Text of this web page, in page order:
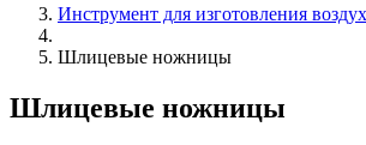
Инструмент для изготовления
Шлицевые ножницы
Шлицевые ножницы